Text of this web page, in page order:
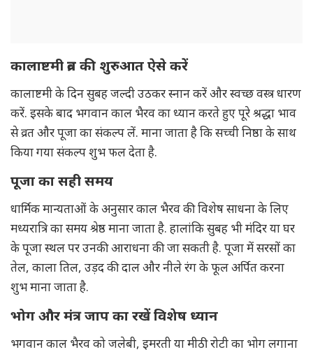
कालाष्टमी व्रत की शुरुआत ऐसे करें
कालाष्टमी के दिन सुबह जल्दी उठकर स्नान करें और स्वच्छ वस्त्र धारण
करें. इसके बाद भगवान काल भैरव का ध्यान करते हुए पूरे श्रद्धा भाव
से व्रत और पूजा का संकल्प लें. माना जाता है कि सच्ची निष्ठा के साथ
किया गया संकल्प शुभ फल देता है.
पूजा का सही समय
धार्मिक मान्यताओं के अनुसार काल भैरव की विशेष साधना के लिए
मध्यरात्रि का समय श्रेष्ठ माना जाता है. हालांकि सुबह भी मंदिर या घर
के पूजा स्थल पर उनकी आराधना की जा सकती है. पूजा में सरसों का
तेल, काला तिल, उड़द की दाल और नीले रंग के फूल अर्पित करना
शुभ माना जाता है.
भोग और मंत्र जाप का रखें विशेष ध्यान
भगवान काल भैरव को जलेबी, इमरती या मीठी रोटी का भोग लगाना